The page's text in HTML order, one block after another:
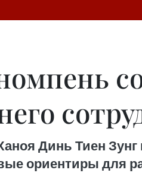
Динь Тиен
ориентиры для